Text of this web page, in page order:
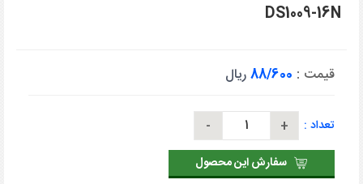
DS1009-16N
قیمت : 88/600ریال
تعداد :
سفارش این محصول